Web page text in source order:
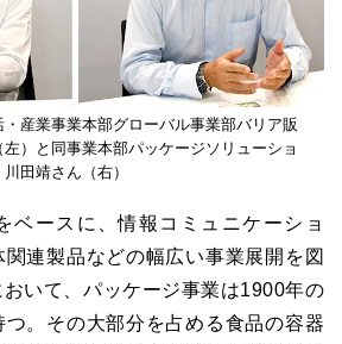
産業事業本部グローバル事業部バリア販
）と同事業本部パッケージソリューショ
田靖さん（右）
ベースに、情報コミュニケーショ
連製品などの幅広い事業展開を図
いて、パッケージ事業は1900年の
。その大部分を占める食品の容器